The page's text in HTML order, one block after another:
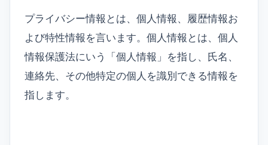
プライバシー情報とは、個人情報、履歴情報お
よび特性情報を言います。個人情報とは、個人
情報保護法にいう「個人情報」を指し、氏名、
連絡先、その他特定の個人を識別できる情報を
指します。